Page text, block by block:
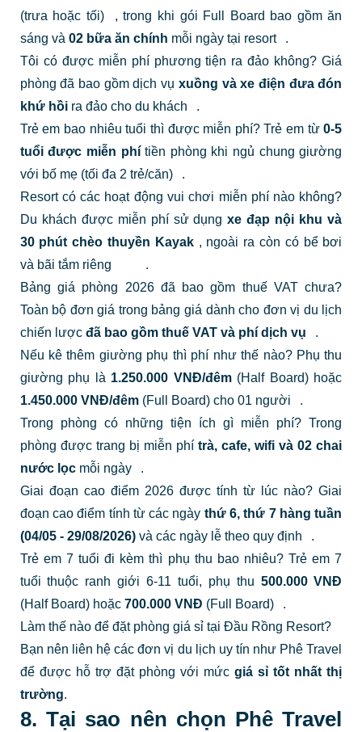
(trưa hoặc tối)
, trong khi gói Full Board bao gồm ăn
sáng và 02 bữa ăn chính mỗi ngày tại resort
.
Tôi có được miễn phí phương tiện ra đảo không?Giá
phòng đã bao gồm dịch vụ xuồng và xe điện đưa đón
khứ hồi ra đảo cho du khách
.
Trẻ em bao nhiêu tuổi thì được miễn phí?Trẻ em từ0-5
tuổi được miễn phí tiền phòng khi ngủ chung giường
với bố mẹ (tối đa 2 trẻ/căn)
.
Resort có các hoạt động vui chơi miễn phí nào không?
Du khách được miễn phí sử dụngxe đạp nội khu và
30 phút chèo thuyền Kayak , ngoài ra còn có bể bơi
và bãi tắm riêng
.
Bảng giá phòng 2026 đã bao gồm thuế VAT chưa?
Toàn bộ đơn giá trong bảng giá dành cho đơn vị du lịch
chiến lược đã bao gồm thuế VAT và phí dịch vụ
.
Nếu kê thêm giường phụ thì phí như thế nào? Phụ thu
giường phụ là 1.250.000 VNĐ/đêm (Half Board) hoặc
1.450.000 VNĐ/đêm (Full Board) cho 01 người
.
Trong phòng có những tiện ích gì miễn phí?Trong
phòng được trang bị miễn phítrà, cafe, wifi và 02 chai
nước lọc mỗi ngày
.
Giai đoạn cao điểm 2026 được tính từ lúc nào?Giai
đoạn cao điểm tính từ các ngày thứ 6, thứ 7 hàng tuần
(04/05 - 29/08/2026) và các ngày lễ theo quy định
.
Trẻ em 7 tuổi đi kèm thì phụ thu bao nhiêu?Trẻ em 7
tuổi thuộc ranh giới 6-11 tuổi, phụ thu 500.000 VNĐ
(Half Board) hoặc 700.000 VNĐ (Full Board)
.
Làm thế nào để đặt phòng giá sỉ tại Đầu Rồng Resort?
Bạn nên liên hệ các đơn vị du lịch uy tín như Phê Travel
để được hỗ trợ đặt phòng với mứcgiá sỉ tốt nhất thị
trường.
8. Tại sao nên chọn Phê Travel